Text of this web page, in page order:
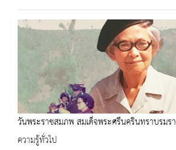
วันพระราชสมภพ สมเด็จพระศรีนครินทราบรมร
ความรู้ทั่วไป